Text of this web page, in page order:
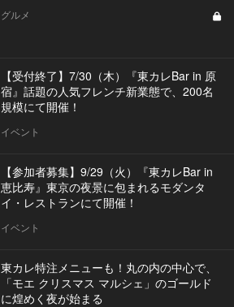
グルメ
【受付終了】7/30（木）『東カレBar in 原
宿』話題の人気フレンチ新業態で、200名
規模にて開催！
イベント
【参加者募集】9/29（火）『東カレBar in
恵比寿』東京の夜景に包まれるモダンタ
イ・レストランにて開催！
イベント
東カレ特注メニューも！丸の内の中心で、
「モエ クリスマス マルシェ」のゴールド
に煌めく夜が始まる